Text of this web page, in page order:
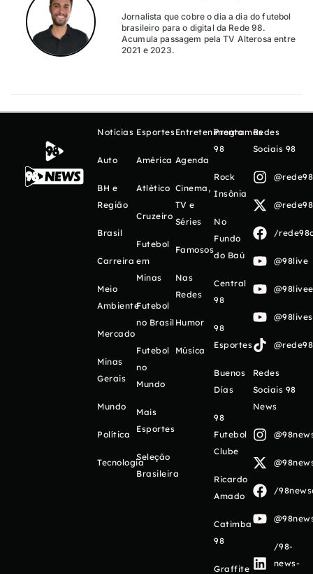
Jornalista que cobre o dia a dia do futebol
brasileiro para o digital da Rede 98.
Acumula passagem pela TV Alterosa entre
2021 e 2023.
Notícias
Auto
BH e
Região
Brasil
Carreira
Meio
Ambiente
Mercado
Minas
Gerais
Mundo
Política
Tecnologia
Esportes
América
Atlético
Cruzeiro
Futebol
em
Minas
Futebol
no Brasil
Futebol
no
Mundo
Mais
Esportes
Seleção
Brasileira
Entretenimento
Agenda
Cinema,
TV e
Séries
Famosos
Nas
Redes
Humor
Música
Programas
98
Rock
Insônia
No
Fundo
do Baú
Central
98
98
Esportes
Buenos
Días
98
Futebol
Clube
Ricardo
Amado
Catimba
98
Graffite
Redes
Sociais 98
/
@98live
Redes
Sociais 98
News
/
/98-
news-